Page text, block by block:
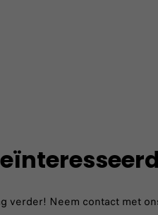
verder! Neem contact met